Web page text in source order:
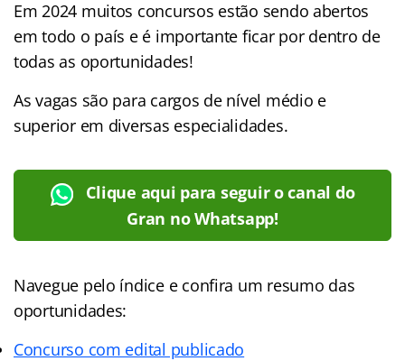
Em 2024 muitos concursos estão sendo abertos
em todo o país e é importante ficar por dentro de
todas as oportunidades!
As vagas são para cargos de nível médio e
superior em diversas especialidades.
Clique aqui para seguir o canal do
Gran no Whatsapp!
Navegue pelo índice e confira um resumo das
oportunidades:
Concurso com edital publicado